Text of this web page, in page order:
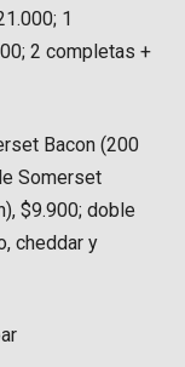
1
2 completas +
Bacon (200
Somerset
$9.900; doble
cheddar y